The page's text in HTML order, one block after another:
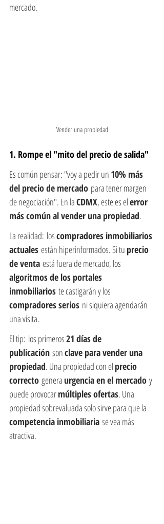
mercado.
Vender una propiedad
1. Rompe el "mito del precio de salida"
Es común pensar: "voy a pedir un 10% más
del precio de mercado para tener margen
de negociación". En la CDMX, este es el error
más común al vender una propiedad.
La realidad: los compradores inmobiliarios
actuales están hiperinformados. Si tu precio
de venta está fuera de mercado, los
algoritmos de los portales
inmobiliarios te castigarán y los
compradores serios ni siquiera agendarán
una visita.
El tip: los primeros 21 días de
publicación son clave para vender una
propiedad. Una propiedad con el precio
correcto genera urgencia en el mercado y
puede provocar múltiples ofertas. Una
propiedad sobrevaluada solo sirve para que la
competencia inmobiliaria se vea más
atractiva.